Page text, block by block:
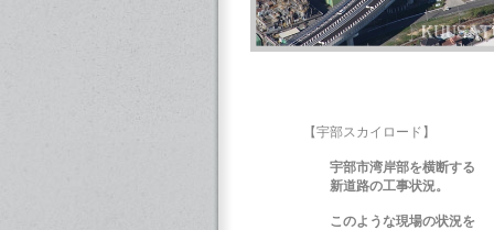
【宇部スカイロード】
宇部市湾岸部を横断する
新道路の工事状況。
このような現場の状況を